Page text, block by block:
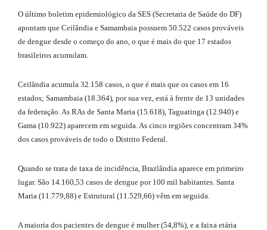
O último boletim epidemiológico da SES (Secretaria de Saúde do DF)
apontam que Ceilândia e Samambaia possuem 50.522 casos prováveis
de dengue desde o começo do ano, o que é mais do que 17 estados
brasileiros acumulam.
Ceilândia acumula 32.158 casos, o que é mais que os casos em 16
estados; Samambaia (18.364), por sua vez, está à frente de 13 unidades
da federação. As RAs de Santa Maria (15.618), Taguatinga (12.940) e
Gama (10.922) aparecem em seguida. As cinco regiões concentram 34%
dos casos prováveis de todo o Distrito Federal.
Quando se trata de taxa de incidência, Brazlândia aparece em primeiro
lugar. São 14.160,53 casos de dengue por 100 mil habitantes. Santa
Maria (11.779,88) e Estrutural (11.529,66) vêm em seguida.
A maioria dos pacientes de dengue é mulher (54,8%), e a faixa etária